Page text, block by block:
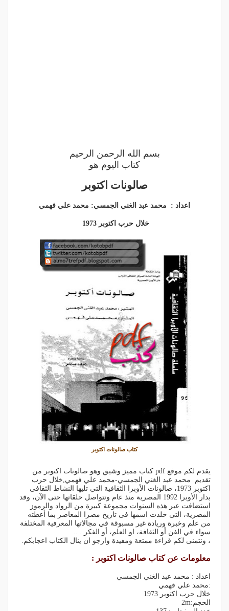
بسم الله الرحمن الرحيم
كتاب اليوم هو
صالونات اكتوبر
اعداد : محمد عبد الغني الجمسي: محمد علي فهمي
خلال حرب اكتوبر 1973
كتاب صالونات اكتوبر
يقدم لكم موقع pdf كتاب مميز وشيق وهو صالونات اكتوبر من
تقديم محمد عبد الغني الجمسي-محمد علي فهمي,خلال حرب
اكتوبر 1973، صالونات الأوبرا الثقافية التي تليها النشاط الثقافى
بدار الأوبرا 1992 المصرية منذ عام وتتواصل حلقاتها حتى الآن، وقد
استضافت عبر هذه السنوات مجموعة كبيرة من الرواد والرموز
المصرية، التى خلدت اسمها فى تاريخ مصرا المعاصر بما أعطته
من علم وخبرة وريادة غير مسبوقة في مجالاتها المعرفية المختلفة
سواء في الفن أو الثقافة، او العلم، أو الفكر . ..
، ونتمنى لكم قراءة ممتعة ومفيدة وارجو ان ينال الكتاب اعجابكم.
معلومات عن كتاب صالونات اكتوبر :
اعداد : محمد عبد الغني الجمسي
:محمد علي فهمي
خلال حرب اكتوبر 1973
الحجم:2m